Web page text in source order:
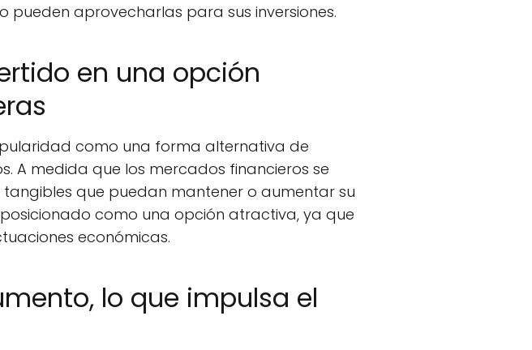
aprovecharlas para sus inversiones.
en una opción
como una forma alternativa de
A medida que los mercados financieros se
tangibles que puedan mantener o aumentar su
como una opción atractiva, ya que
económicas.
lo que impulsa el